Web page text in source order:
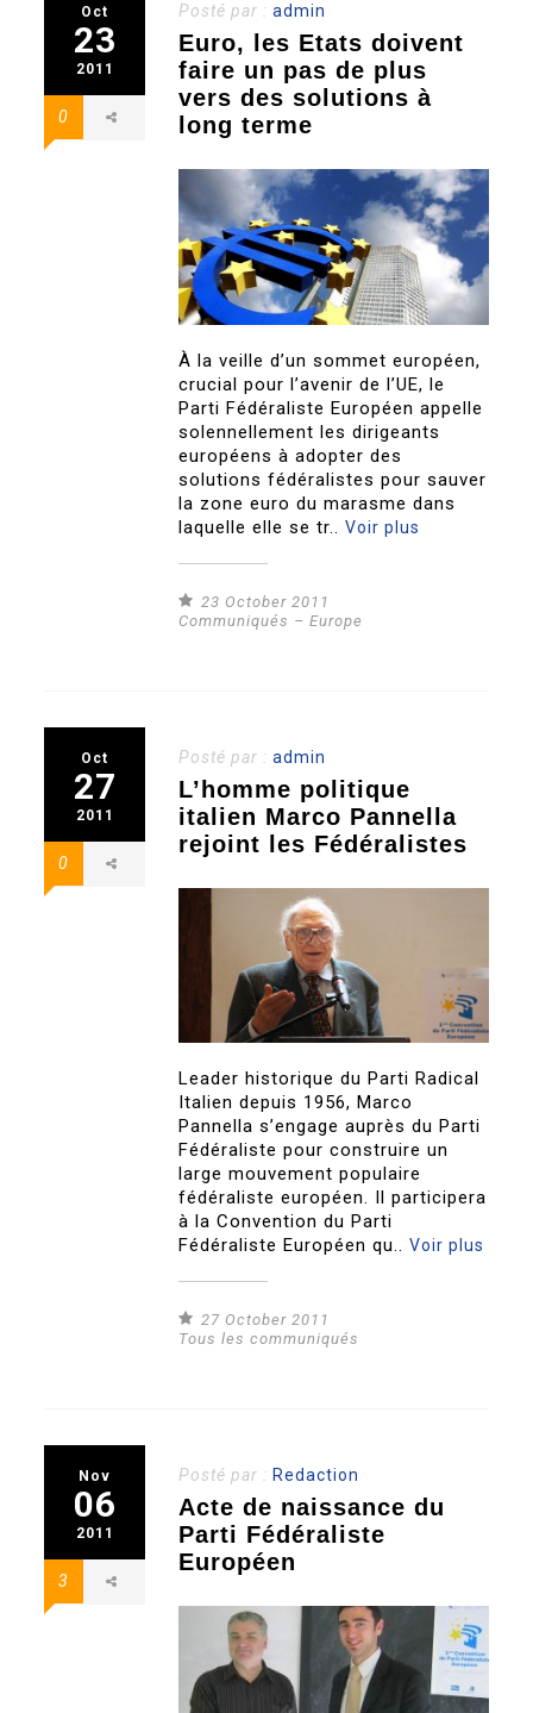
Oct
23
2011
0
Posté par :admin
Euro, les Etats doivent
faire un pas de plus
vers des solutions à
long terme
À la veille d’un sommet européen,
crucial pour l’avenir de l’UE, le
Parti Fédéraliste Européen appelle
solennellement les dirigeants
européens à adopter des
solutions fédéralistes pour sauver
la zone euro du marasme dans
laquelle elle se tr..Voir plus
23 October 2011
Communiqués – Europe
Oct
27
2011
0
Posté par :admin
L’homme politique
italien Marco Pannella
rejoint les Fédéralistes
Leader historique du Parti Radical
Italien depuis 1956, Marco
Pannella s’engage auprès du Parti
Fédéraliste pour construire un
large mouvement populaire
fédéraliste européen. Il participera
à la Convention du Parti
Fédéraliste Européen qu..Voir plus
27 October 2011
Tous les communiqués
Nov
06
2011
3
Posté par : Redaction
Acte de naissance du
Parti Fédéraliste
Européen